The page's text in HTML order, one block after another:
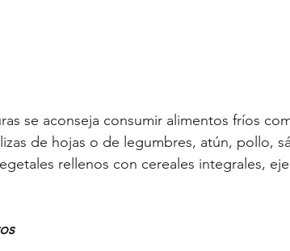
se aconseja consumir alimentos fríos
de hojas o de legumbres, atún, pollo,
rellenos con cereales integrales,